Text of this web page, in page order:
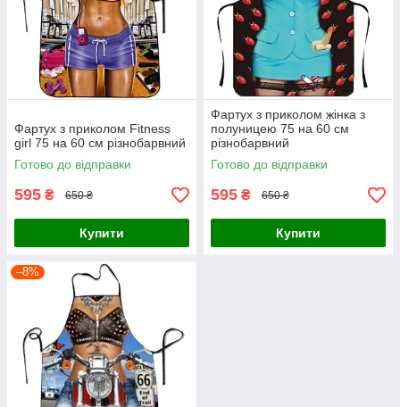
Фартух з приколом Fitness
girl 75 на 60 см різнобарвний
Готово до відправки
595 ₴ 650 ₴
Купити
Фартух з приколом жінка з
полуницею 75 на 60 см
різнобарвний
Готово до відправки
595 ₴ 650 ₴
Купити
–8%